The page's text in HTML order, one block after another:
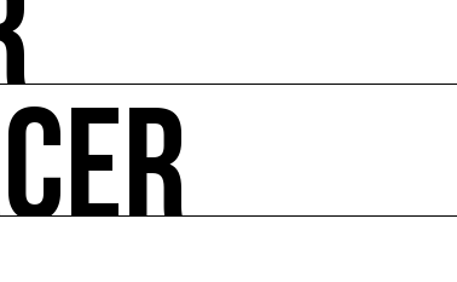
et de l'écologie : manifestations, appels à
culture et écologie.